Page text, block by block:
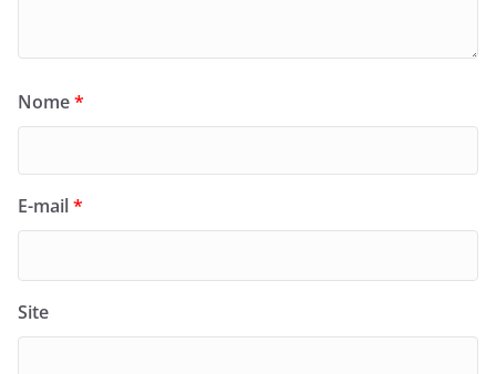
Nome*
E-mail*
Site